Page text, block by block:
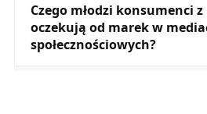
Czego młodzi konsumenci
oczekują od marek w
społecznościowych?